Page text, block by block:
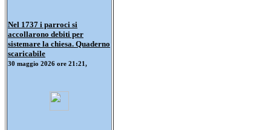
Nel 1737 i parroci si
accollarono debiti per
sistemare la chiesa. Quaderno
scaricabile
30 maggio 2026 ore 21:21,